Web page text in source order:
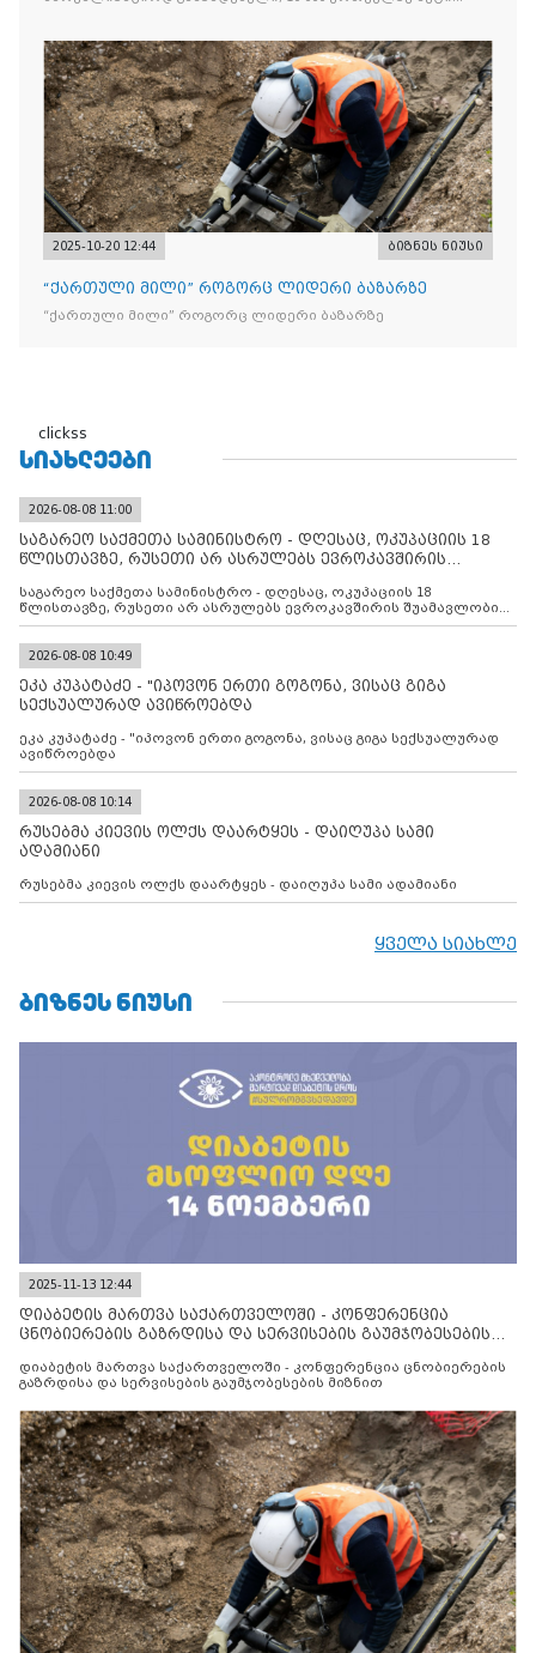
„Raffaello”-ს სასაქონლო ნიშნით უკანონო ნიშანდებული
ტკბილეული
2025-10-20 12:44 ბიზნეს ნიუსი
“ქართული მილი” როგორც ლიდერი ბაზარზე
“ქართული მილი” როგორც ლიდერი ბაზარზე
clickss
ᲡᲘᲐᲮᲚᲔᲔᲑᲘ
2026-08-08 11:00
საგარეო საქმეთა სამინისტრო - დღესაც, ოკუპაციის 18
წლისთავზე, რუსეთი არ ასრულებს ევროკავშირის
საგარეო საქმეთა სამინისტრო - დღესაც, ოკუპაციის 18
წლისთავზე, რუსეთი არ ასრულებს ევროკავშირის შუამავლობით
დადებულ 2008 წლის 12 აგვისტოს ცეცხლის შეწყვეტის
კონტროლს ოკუპირებულ რეგიონებში, აგრძელებს მათი
მილიტარიზაციის პროცესს და აქტიურად დგამს ნაბიჯებს მათი
ფაქტობრივი ანექსიისკენ
2026-08-08 10:49
ეკა კუპატაძე - "იპოვონ ერთი გოგონა, ვისაც გიგა
სექსუალურად ავიწროებდა
ეკა კუპატაძე - "იპოვონ ერთი გოგონა, ვისაც გიგა სექსუალურად
ავიწროებდა
2026-08-08 10:14
რუსებმა კიევის ოლქს დაარტყეს - დაიღუპა სამი
ადამიანი
რუსებმა კიევის ოლქს დაარტყეს - დაიღუპა სამი ადამიანი
ყველა სიახლე
ᲑᲘᲖᲜᲔᲡ ᲜᲘᲣᲡᲘ
2025-11-13 12:44
დიაბეტის მართვა საქართველოში - კონფერენცია
ცნობიერების გაზრდისა და სერვისების გაუმჯობესების
დიაბეტის მართვა საქართველოში - კონფერენცია ცნობიერების
გაზრდისა და სერვისების გაუმჯობესების მიზნით